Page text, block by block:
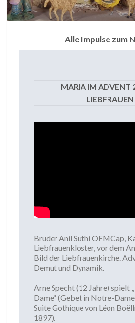
Alle Impulse zum
MARIA IM ADVENT
LIEBFRAUEN
Bruder Anil Suthi OFMCap,
Liebfrauenkloster, vor dem
Bild der Liebfrauenkirche.
Demut und Dynamik.
Arne Specht (12 Jahre) spielt
Dame“ (Gebet in Notre-
Suite Gothique von Léon
1897).